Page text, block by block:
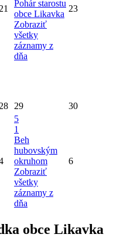
21
Pohár starostu
obce Likavka
Zobraziť
všetky
záznamy z
dňa
23
28 29 30
5
1
Beh
hubovským
okruhom
Zobraziť
všetky
záznamy z
dňa
6
obce Likavka